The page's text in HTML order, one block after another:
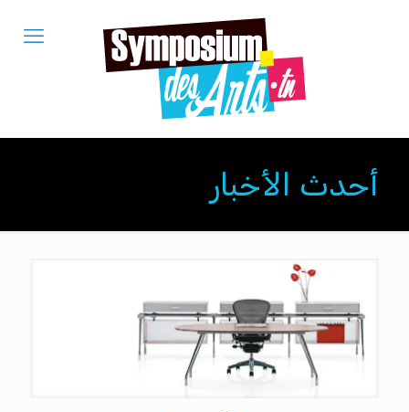
أحدث الأخبار